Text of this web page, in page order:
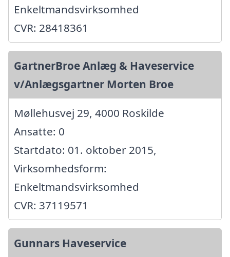
Enkeltmandsvirksomhed
CVR: 28418361
GartnerBroe Anlæg & Haveservice
v/Anlægsgartner Morten Broe
Møllehusvej 29, 4000 Roskilde
Ansatte: 0
Startdato: 01. oktober 2015,
Virksomhedsform:
Enkeltmandsvirksomhed
CVR: 37119571
Gunnars Haveservice